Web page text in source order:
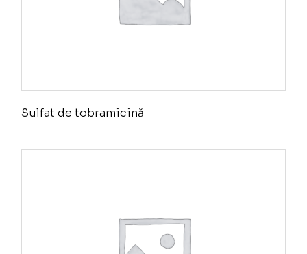
Sulfat de tobramicină